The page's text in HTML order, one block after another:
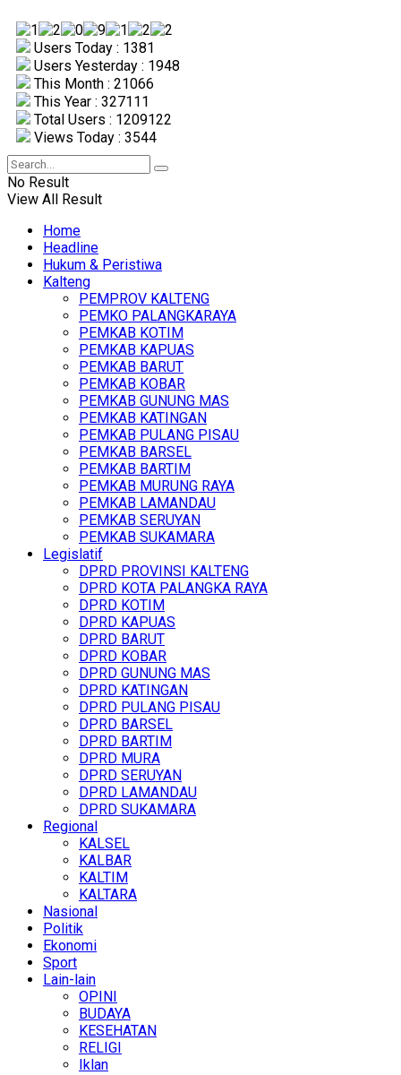
Users Today : 1381
Users Yesterday : 1948
This Month : 21066
This Year : 327111
Total Users : 1209122
Views Today : 3544
No Result
View All Result
Home
Headline
Hukum & Peristiwa
Kalteng
PEMPROV KALTENG
PEMKO PALANGKARAYA
PEMKAB KOTIM
PEMKAB KAPUAS
PEMKAB BARUT
PEMKAB KOBAR
PEMKAB GUNUNG MAS
PEMKAB KATINGAN
PEMKAB PULANG PISAU
PEMKAB BARSEL
PEMKAB BARTIM
PEMKAB MURUNG RAYA
PEMKAB LAMANDAU
PEMKAB SERUYAN
PEMKAB SUKAMARA
Legislatif
DPRD PROVINSI KALTENG
DPRD KOTA PALANGKA RAYA
DPRD KOTIM
DPRD KAPUAS
DPRD BARUT
DPRD KOBAR
DPRD GUNUNG MAS
DPRD KATINGAN
DPRD PULANG PISAU
DPRD BARSEL
DPRD BARTIM
DPRD MURA
DPRD SERUYAN
DPRD LAMANDAU
DPRD SUKAMARA
Regional
KALSEL
KALBAR
KALTIM
KALTARA
Nasional
Politik
Ekonomi
Sport
Lain-lain
OPINI
BUDAYA
KESEHATAN
RELIGI
Iklan